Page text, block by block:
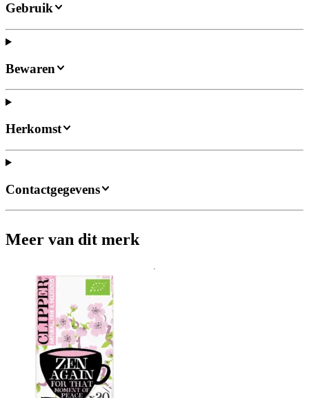
Gebruik
Bewaren
Herkomst
Contactgegevens
Meer van dit merk